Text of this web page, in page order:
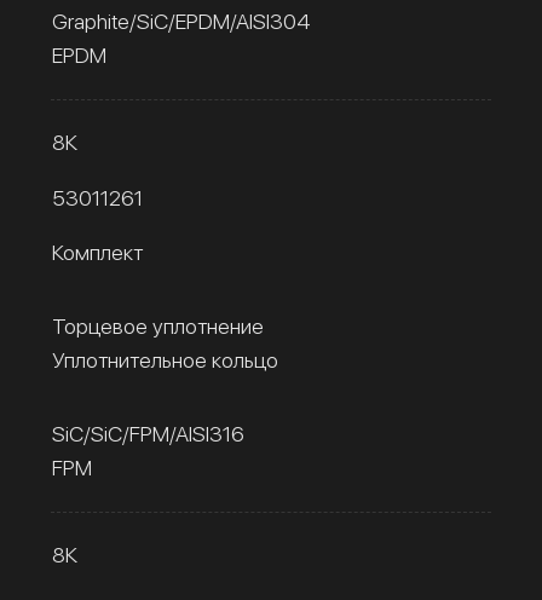
Graphite/SiC/EPDM/AISI304
EPDM
8К
53011261
Комплект
Торцевое уплотнение
Уплотнительное кольцо
SiC/SiC/FPM/AISI316
FPM
8К